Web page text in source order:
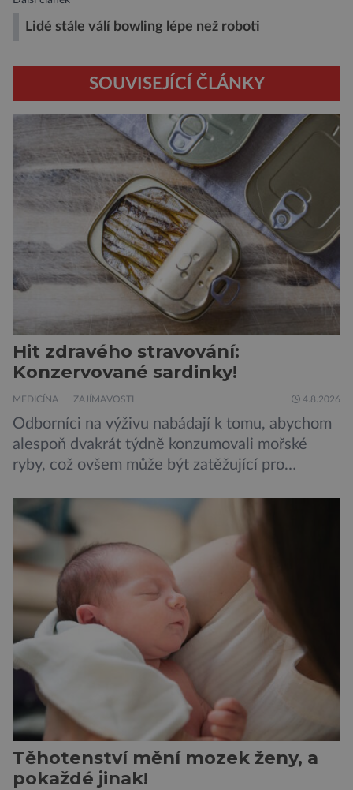
Lidé stále válí bowling lépe než roboti
SOUVISEJÍCÍ ČLÁNKY
Hit zdravého stravování:
Konzervované sardinky!
MEDICÍNA ZAJÍMAVOSTI 4.8.2026
Odborníci na výživu nabádají k tomu, abychom
alespoň dvakrát týdně konzumovali mořské
ryby, což ovšem může být zatěžující pro
doporučení se nyní staly konzervované
sardinky, které si může dovolit opravdu každý
„Místo toho, aby poskytovaly izolované
mononutrienty, jsou rybí konzervy kompletní
potravinou,“ říká nutriční specialista Colin
Robertson a zdůrazňuje […]
Těhotenství mění mozek ženy, a
pokaždé jinak!